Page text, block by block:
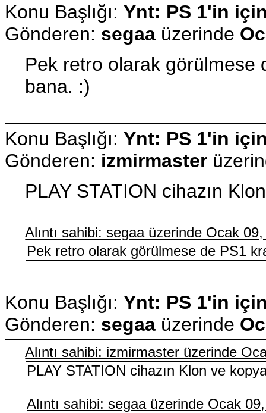
Konu Başlığı: Ynt: PS 1'in
Gönderen: segaa üzerinde
Pek retro olarak görülmese
bana. :)
Konu Başlığı: Ynt: PS 1'in
Gönderen: izmirmaster
PLAY STATION cihazın
Alıntı sahibi: segaa üzerinde Ocak
Pek retro olarak görülmese de PS1
Konu Başlığı: Ynt: PS 1'in
Gönderen: segaa üzerinde
Alıntı sahibi: izmirmaster üzerinde
PLAY STATION cihazın Klon ve
Alıntı sahibi: segaa üzerinde Ocak